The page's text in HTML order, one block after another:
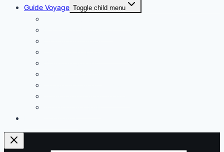
Guide Voyage Toggle child menu